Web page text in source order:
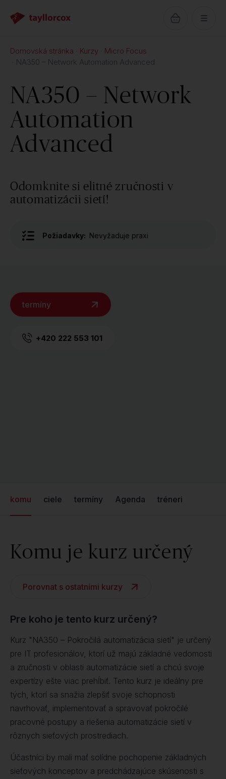
Domovská stránka Kurzy
Micro Focus
NA350 – Network Automation Advanced
NA350 – Network
Automation
Advanced
Odomknite si elitné zručnosti v
automatizácii sietí!
Požiadavky: Nevyžaduje praxi
termíny
+420 222 553 101
komu ciele termíny Agenda tréneri
Komu je kurz určený
Porovnat s ostatními kurzy
Pre koho je tento kurz určený?
Kurz "NA350 – Pokročilá automatizácia sietí" je určený
pre IT profesionálov, ktorí už majú základné vedomosti
a zručnosti v oblasti automatizácie sietí a chcú svoje
expertízy ešte viac prehĺbiť. Tento kurz je ideálny pre
tých, ktorí sa snažia zlepšiť svoje schopnosti
navrhovať, implementovať a spravovať pokročilé
pracovné postupy a riešenia automatizácie sietí v
rôznych sieťových prostrediach.
Účastníci by mali mať solídne pochopenie základných
sieťových konceptov a predchádzajúce skúsenosti s